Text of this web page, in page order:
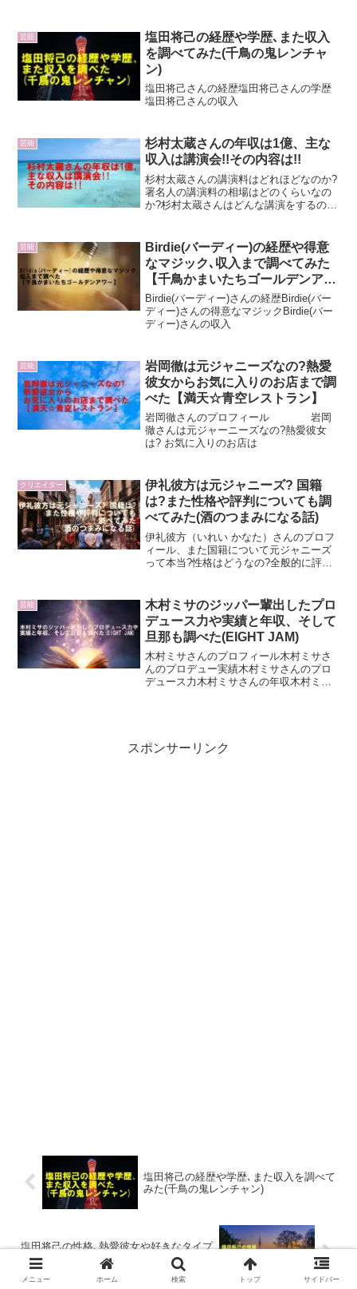
芸能
塩田将己の経歴や学歴､また収入
を調べてみた(千鳥の鬼レンチャ
ン)
塩田将己さんの経歴塩田将己さんの学歴
塩田将己さんの収入
芸能
杉村太蔵さんの年収は1億、主な
収入は講演会!!その内容は!!
杉村太蔵さんの講演料はどれほどなのか?
署名人の講演料の相場はどのくらいなの
か?杉村太蔵さんはどんな講演をするの
芸能
Birdie(バーディー)の経歴や得意
なマジック､収入まで調べてみた
【千鳥かまいたちゴールデンアワ
ー】
Birdie(バーディー)さんの経歴Birdie(バー
ディー)さんの得意なマジックBirdie(バー
ディー)さんの収入
芸能
岩岡徹は元ジャニーズなの?熱愛
彼女からお気に入りのお店まで調
べた【満天☆青空レストラン】
岩岡徹さんのプロフィール 岩岡
徹さんは元ジャーニーズなの?熱愛彼女
は? お気に入りのお店は
クリエイター
伊礼彼方は元ジャニーズ? 国籍
は?また性格や評判についても調
べてみた(酒のつまみになる話)
伊礼彼方（いれい かなた）さんのプロフ
ィール、また国籍について元ジャニーズ
って本当?性格はどうなの?全般的に評判
芸能
木村ミサのジッパー輩出したプロ
デュース力や実績と年収、そして
旦那も調べた(EIGHT JAM)
木村ミサさんのプロフィール木村ミサさ
んのプロデュー実績木村ミサさんのプロ
デュース力木村ミサさんの年収木村ミサ
スポンサーリンク
塩田将己の経歴や学歴､また収入を調べて
みた(千鳥の鬼レンチャン)
塩田将己の性格､熱愛彼女や好きなタイプ
について調べてみた(千鳥の鬼レンチャン)
メニュー ホーム 検索 トップ サイドバー